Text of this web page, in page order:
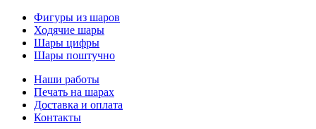
Фигуры из шаров
Ходячие шары
Шары цифры
Шары поштучно
Наши работы
Печать на шарах
Доставка и оплата
Контакты